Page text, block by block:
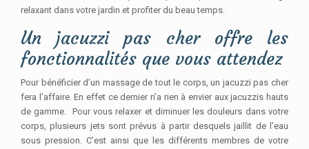
relaxant dans votre jardin et profiter du beau temps.
Un jacuzzi pas cher offre les
fonctionnalités que vous attendez
Pour bénéficier d’un massage de tout le corps, un jacuzzi pas cher
fera l’affaire. En effet ce dernier n’a rien à envier aux jacuzzis hauts
de gamme. Pour vous relaxer et diminuer les douleurs dans votre
corps, plusieurs jets sont prévus à partir desquels jaillit de l’eau
sous pression. C’est ainsi que les différents membres de votre